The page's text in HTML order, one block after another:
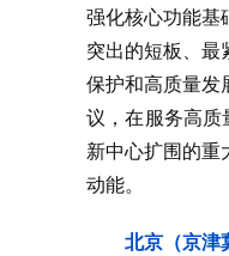
强化核心功能基
突出的短板、
保护和高质量发
议，在服务高质
新中心扩围的
动能。
北京（京津